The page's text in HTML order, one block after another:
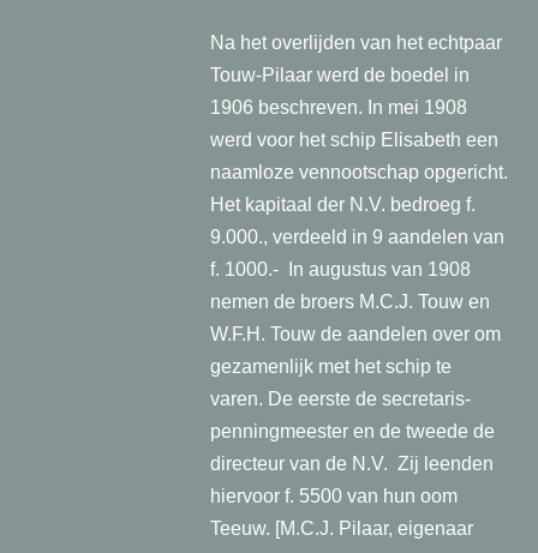
Na het overlijden van het echtpaar
Touw-Pilaar werd de boedel in
1906 beschreven. In mei 1908
werd voor het schip Elisabeth een
naamloze vennootschap opgericht.
Het kapitaal der N.V. bedroeg f.
9.000., verdeeld in 9 aandelen van
f. 1000.- In augustus van 1908
nemen de broers M.C.J. Touw en
W.F.H. Touw de aandelen over om
gezamenlijk met het schip te
varen. De eerste de secretaris-
penningmeester en de tweede de
directeur van de N.V. Zij leenden
hiervoor f. 5500 van hun oom
Teeuw. [M.C.J. Pilaar, eigenaar